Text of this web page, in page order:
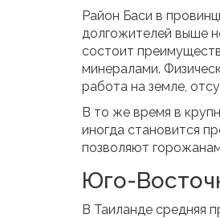
Район Баси в
долгожителей выше
состоит
минералами.
работа на земле,
В то же время в
иногда становится
позволяют
Юго-
В Таиланде средняя